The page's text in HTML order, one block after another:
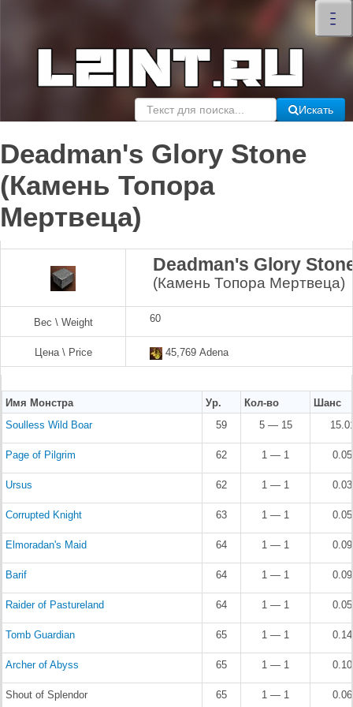
–
–
–
×
Искать
Deadman's Glory Stone
(Камень Топора
Мертвеца)
Deadman's Glory
(Камень Топора Мертвеца)
Вес \ Weight 60
Цена \ Price 45,769 Adena
Имя Монстра Ур. Кол-во
Шанс
Soulless Wild Boar
59 5 — 15
Page of Pilgrim 62 1 — 1
Ursus 62 1 — 1
Corrupted Knight 63 1 — 1
Elmoradan's Maid 64 1 — 1
Barif 64 1 — 1
Raider of Pastureland 64 1 — 1
Tomb Guardian 65 1 — 1
Archer of Abyss 65 1 — 1
Shout of Splendor 65 1 — 1